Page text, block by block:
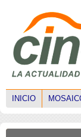
INICIO